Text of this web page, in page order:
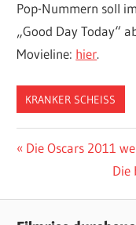
Pop-Nummern soll
„Good Day Today“
Movieline: hier.
KRANKER SCHEISS
Vorheriger
Die Oscars 2011
Die